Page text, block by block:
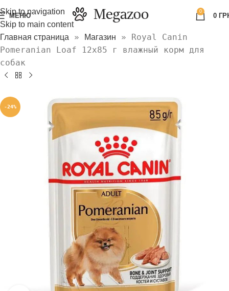
Skip to navigation
Skip to main content
МЕНЮ
0
0
Главная страница » Магазин » Royal Canin
Pomeranian Loaf 12х85 г влажный корм для
собак
-24%